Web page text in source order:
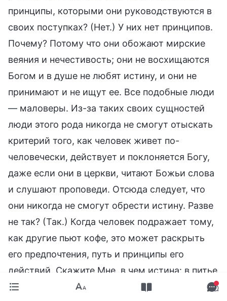
принципы, которыми они руководствуются в
своих поступках? (Нет.) У них нет принципов.
Почему? Потому что они обожают мирские
веяния и нечестивость; они не восхищаются
Богом и в душе не любят истину, и они не
принимают и не ищут ее. Все подобные люди
— маловеры. Из-за таких своих сущностей
люди этого рода никогда не смогут отыскать
критерий того, как человек живет по-
человечески, действует и поклоняется Богу,
даже если они в церкви, читают Божьи слова
и слушают проповеди. Отсюда следует, что
они никогда не смогут обрести истину. Разве
не так? (Так.) Когда человек подражает тому,
как другие пьют кофе, это может раскрыть
его предпочтения, путь и принципы его
действий. Скажите Мне, в чем истина: в питье
чая или в питье кофе? (Ни то, ни другое не